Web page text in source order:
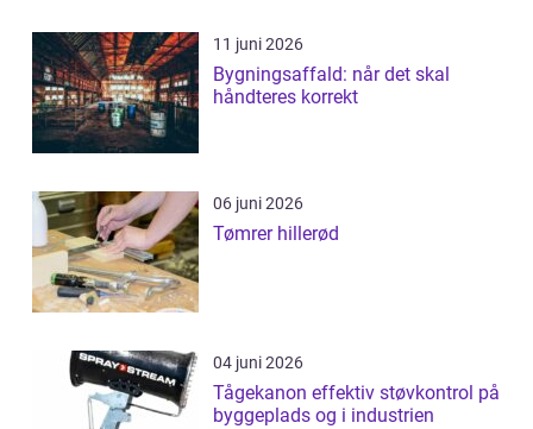
11 juni 2026
Bygningsaffald: når det skal
håndteres korrekt
06 juni 2026
Tømrer hillerød
04 juni 2026
Tågekanon effektiv støvkontrol på
byggeplads og i industrien